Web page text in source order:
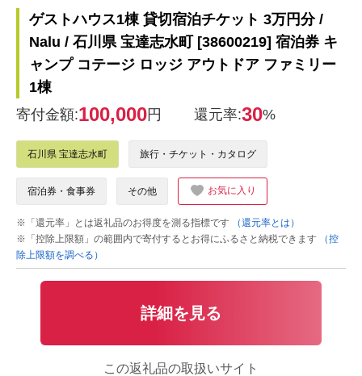
ゲストハウス1棟 貸切宿泊チケット 3万円分 /
Nalu / 石川県 宝達志水町 [38600219] 宿泊券 キ
ャンプ コテージ ロッジ アウトドア ファミリー
1棟
寄付金額:100,000円 還元率:30%
石川県 宝達志水町 旅行・チケット・カタログ
宿泊券・食事券 その他 お気に入り
※「還元率」とは返礼品のお得度を測る指標です
（還元率とは）
※「控除上限額」の範囲内で寄付するとお得にふるさと納税できます
（控
除上限額を調べる）
詳細を見る
この返礼品の取扱いサイト